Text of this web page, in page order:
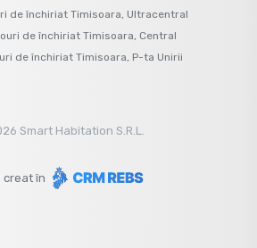
de închiriat Timisoara, Ultracentral
de închiriat Timisoara, Central
de închiriat Timisoara, P-ta Unirii
Smart Habitation S.R.L.
creat în